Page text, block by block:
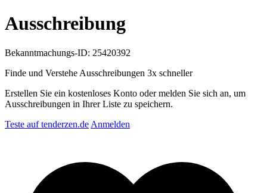
Ausschreibung
Bekanntmachungs-ID: 25420392
Finde und Verstehe Ausschreibungen 3x schneller
Erstellen Sie ein kostenloses Konto oder melden Sie sich an, um
Ausschreibungen in Ihrer Liste zu speichern.
Teste auf tenderzen.de Anmelden